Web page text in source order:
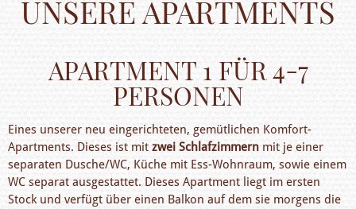
UNSERE APARTMENTS
APARTMENT 1 FÜR 4-7
PERSONEN
Eines unserer neu eingerichteten, gemütlichen Komfort-
Apartments. Dieses ist mit zwei Schlafzimmernmit je einer
separaten Dusche/WC, Küche mit Ess-Wohnraum, sowie einem
WC separat ausgestattet. Dieses Apartment liegt im ersten
Stock und verfügt über einen Balkon auf dem sie morgens die